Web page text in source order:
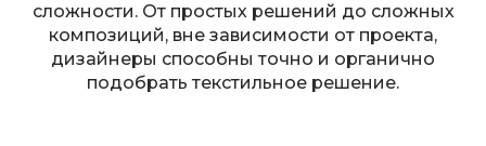
сложности. От простых решений до сложных
композиций, вне зависимости от проекта,
дизайнеры способны точно и органично
подобрать текстильное решение.